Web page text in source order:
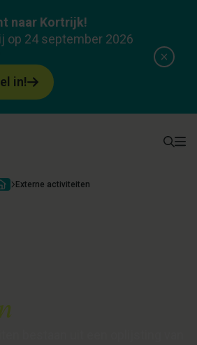
naar Kortrijk!
op 24 september 2026
in!
Externe activiteiten